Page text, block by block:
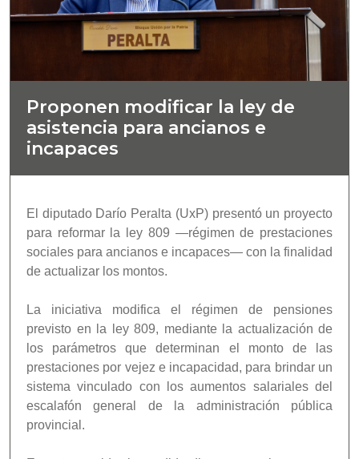
Proponen modificar la ley de
asistencia para ancianos e
incapaces
El diputado Darío Peralta (UxP) presentó un proyecto
para reformar la ley 809 —régimen de prestaciones
sociales para ancianos e incapaces— con la finalidad
de actualizar los montos.
La iniciativa modifica el régimen de pensiones
previsto en la ley 809, mediante la actualización de
los parámetros que determinan el monto de las
prestaciones por vejez e incapacidad, para brindar un
sistema vinculado con los aumentos salariales del
escalafón general de la administración pública
provincial.